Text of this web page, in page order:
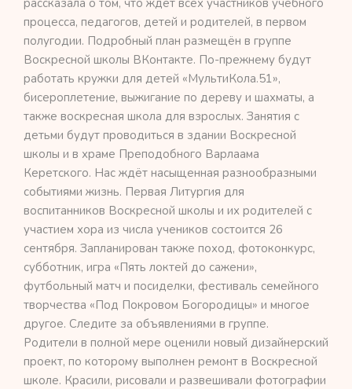
процесса, педагогов, детей и родителей, в первом
полугодии. Подробный план размещён в группе
Воскресной школы ВКонтакте. По-прежнему будут
работать кружки для детей «МультиКола.51»,
бисероплетение, выжигание по дереву и шахматы, а
также воскресная школа для взрослых. Занятия с
детьми будут проводиться в здании Воскресной
школы и в храме Преподобного Варлаама
Керетского. Нас ждёт насыщенная разнообразными
событиями жизнь. Первая Литургия для
воспитанников Воскресной школы и их родителей с
участием хора из числа учеников состоится 26
сентября. Запланирован также поход, фотоконкурс,
субботник, игра «Пять локтей до сажени»,
футбольный матч и посиделки, фестиваль семейного
творчества «Под Покровом Богородицы» и многое
другое. Следите за объявлениями в группе.
Родители в полной мере оценили новый дизайнерский
проект, по которому выполнен ремонт в Воскресной
школе. Красили, рисовали и развешивали фотографии